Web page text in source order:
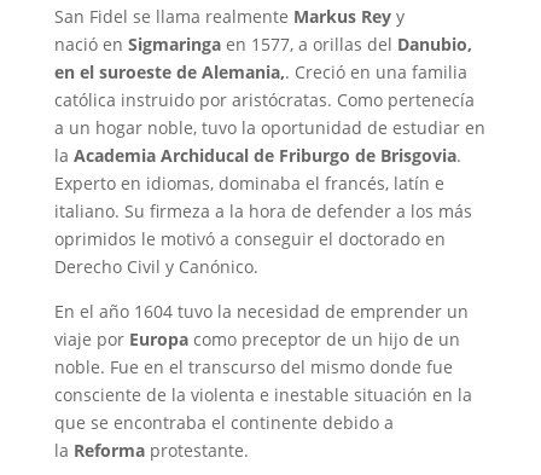
San Fidel se llama realmente Markus Reyy
nació en Sigmaringaen 1577, a orillas del Danubio,
en el suroeste de Alemania,. Creció en una familia
católica instruido por aristócratas. Como pertenecía
a un hogar noble, tuvo la oportunidad de estudiar en
la Academia Archiducal de Friburgo de Brisgovia.
Experto en idiomas, dominaba el francés, latín e
italiano. Su firmeza a la hora de defender a los más
oprimidos le motivó a conseguir el doctorado en
Derecho Civil y Canónico.
En el año 1604 tuvo la necesidad de emprender un
viaje porEuropacomo preceptor de un hijo de un
noble. Fue en el transcurso del mismo donde fue
consciente de la violenta e inestable situación en la
que se encontraba el continente debido a
la Reformaprotestante.